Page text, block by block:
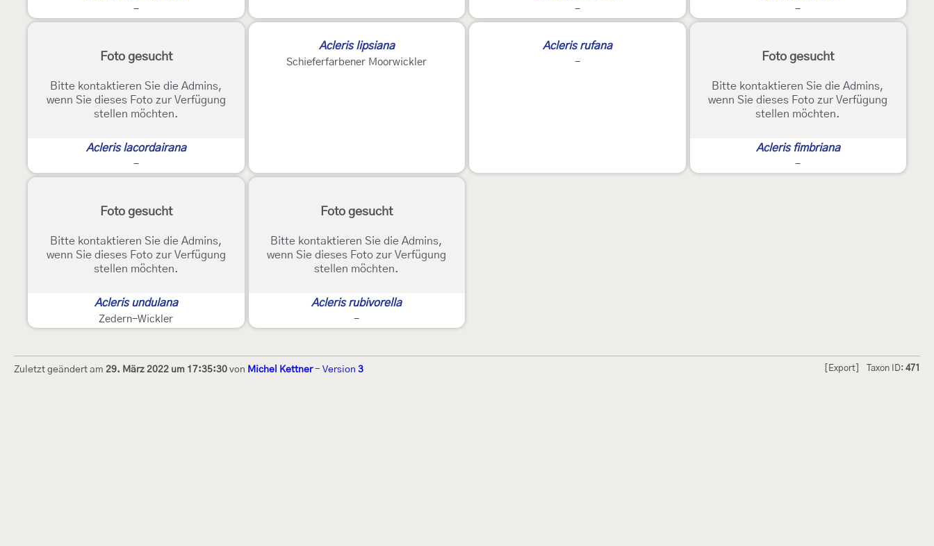
- - -
Foto gesucht
Bitte kontaktieren Sie die Admins,
wenn Sie dieses Foto zur Verfügung
stellen möchten.
Acleris lacordairana
-
Acleris lipsiana
Schieferfarbener Moorwickler
Acleris rufana
- Foto gesucht
Bitte kontaktieren Sie die Admins,
wenn Sie dieses Foto zur Verfügung
stellen möchten.
Acleris fimbriana
-
Foto gesucht
Bitte kontaktieren Sie die Admins,
wenn Sie dieses Foto zur Verfügung
stellen möchten.
Acleris undulana
Zedern-Wickler
Foto gesucht
Bitte kontaktieren Sie die Admins,
wenn Sie dieses Foto zur Verfügung
stellen möchten.
Acleris rubivorella
-
Zuletzt geändert am 29. März 2022 um 17:35:30 von Michel Kettner- Version 3 Taxon ID: 471
[Export]